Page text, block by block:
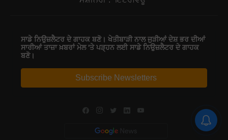
ਸਾਡੇ ਨਿਉਜ਼ਲੈਟਰ ਦੇ ਗਾਹਕ ਬਣੋ। ਖੇਤੀਬਾੜੀ ਨਾਲ ਜੁੜੀਆਂ ਦੇਸ਼ ਭਰ ਦੀਆਂ
ਸਾਰੀਆਂ ਤਾਜ਼ਾ ਖ਼ਬਰਾਂ ਮੇਲ 'ਤੇ ਪੜ੍ਹਨ ਲਈ ਸਾਡੇ ਨਿਉਜ਼ਲੈਟਰ ਦੇ ਗਾਹਕ
ਬਣੋ।
Subscribe Newsletters